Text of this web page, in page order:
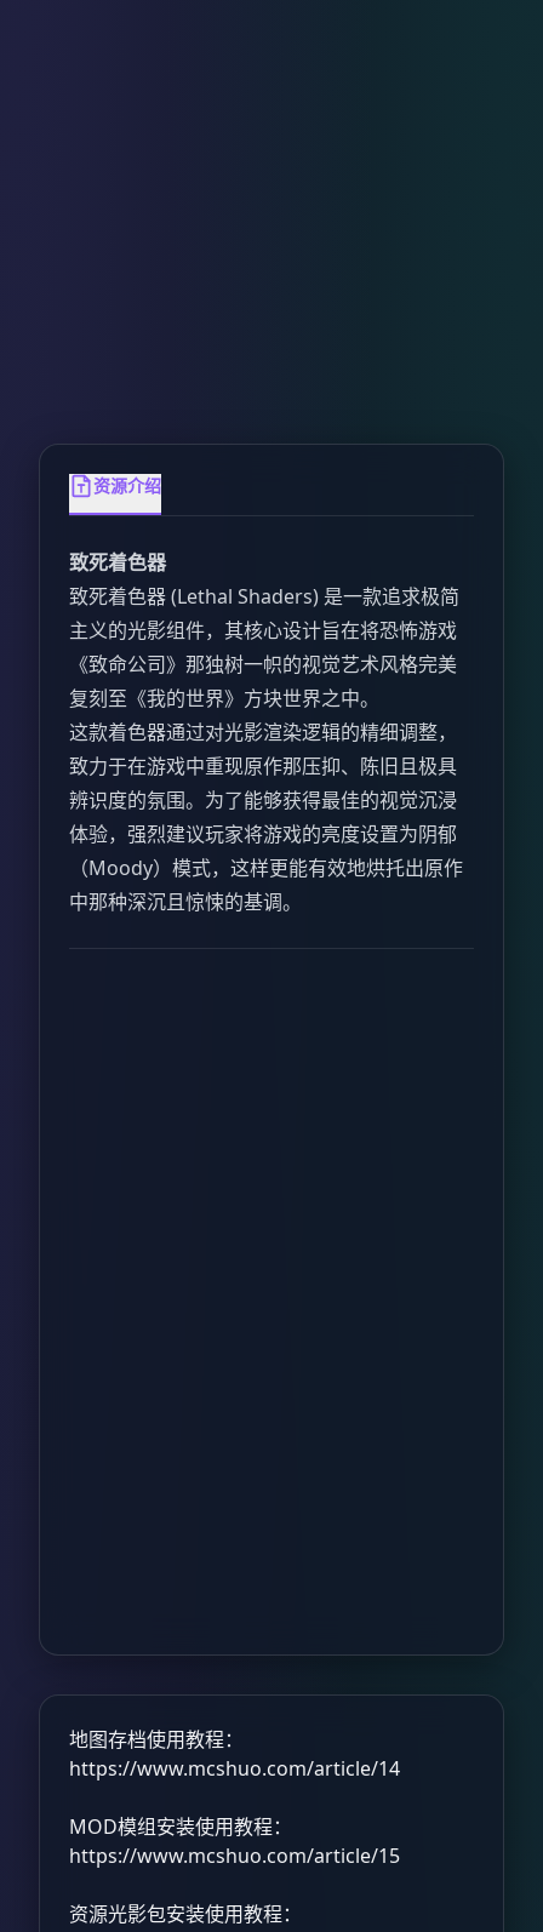
资源介绍
致死着色器
致死着色器 (Lethal Shaders) 是一款追求极简
主义的光影组件，其核心设计旨在将恐怖游戏
《致命公司》那独树一帜的视觉艺术风格完美
复刻至《我的世界》方块世界之中。
这款着色器通过对光影渲染逻辑的精细调整，
致力于在游戏中重现原作那压抑、陈旧且极具
辨识度的氛围。为了能够获得最佳的视觉沉浸
体验，强烈建议玩家将游戏的亮度设置为阴郁
（Moody）模式，这样更能有效地烘托出原作
中那种深沉且惊悚的基调。
地图存档使用教程：
https://www.mcshuo.com/article/14
MOD模组安装使用教程：
https://www.mcshuo.com/article/15
资源光影包安装使用教程：